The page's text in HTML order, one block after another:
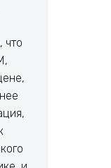
что